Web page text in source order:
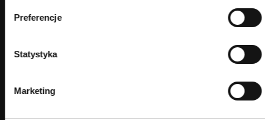
Preferencje
Statystyka
Marketing
Firma IT od projektów webowych nie musi świadczyć tych
samych usług, co klasyczny outsourcing informatyczny.
komputerów, drukarek, sieci lokalnych, konfiguracji
strony internetowe,